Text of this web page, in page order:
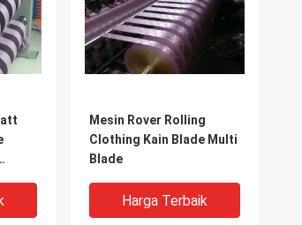
Mesin Rover Rolling
Clothing Kain Blade Multi
Blade
Harga Terbaik